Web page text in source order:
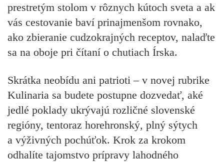
prestretým stolom v rôznych kútoch sveta a ak
vás cestovanie baví prinajmenšom rovnako,
ako zbieranie cudzokrajných receptov, nalaďte
sa na oboje pri čítaní o chutiach Írska.
Skrátka neobídu ani patrioti – v novej rubrike
Kulinaria sa budete postupne dozvedať, aké
jedlé poklady ukrývajú rozličné slovenské
regióny, tentoraz horehronský, plný sýtych
a výživných pochúťok. Krok za krokom
odhalíte tajomstvo prípravy lahodného